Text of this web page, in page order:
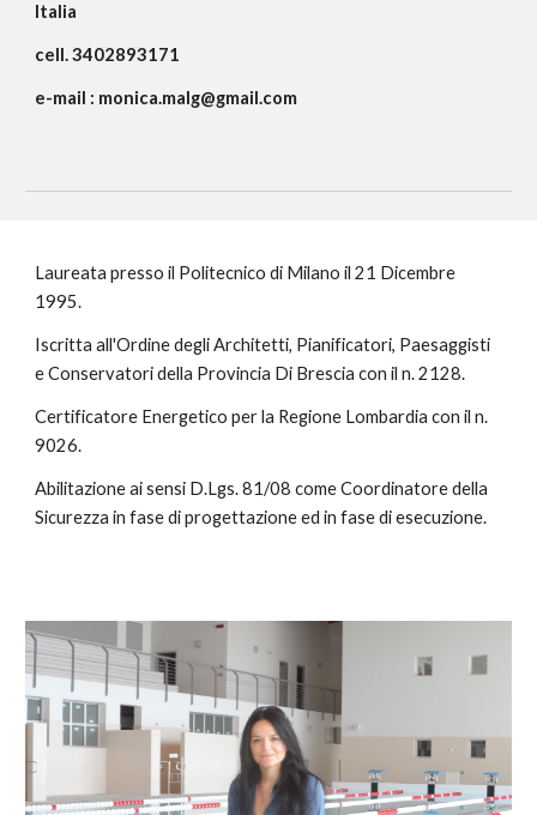
Italia
cell. 3402893171
e-mail : monica.malg@gmail.com
Laureata presso il Politecnico di Milano il 21 Dicembre
1995.
Iscritta all'Ordine degli Architetti, Pianificatori, Paesaggisti
e Conservatori della Provincia Di Brescia con il n. 2128.
Certificatore Energetico per la Regione Lombardia con il n.
9026.
Abilitazione ai sensi D.Lgs. 81/08 come Coordinatore della
Sicurezza in fase di progettazione ed in fase di esecuzione.